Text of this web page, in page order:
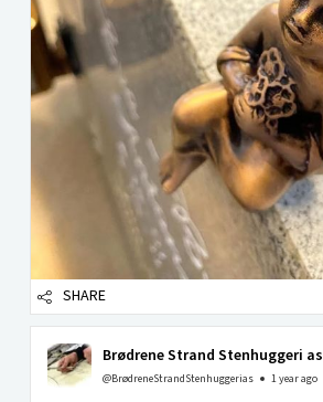
SHARE
Brødrene Strand Stenhuggeri as
@BrødreneStrandStenhuggerias 1 year ago